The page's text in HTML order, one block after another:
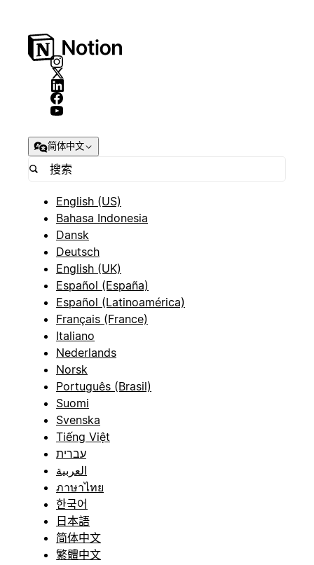
简体中文
English (US)
Bahasa Indonesia
Dansk
Deutsch
English (UK)
Español (España)
Español (Latinoamérica)
Français (France)
Italiano
Nederlands
Norsk
Português (Brasil)
Suomi
Svenska
Tiếng Việt
עברית
العربية
ภาษาไทย
한국어
日本語
简体中文
繁體中文